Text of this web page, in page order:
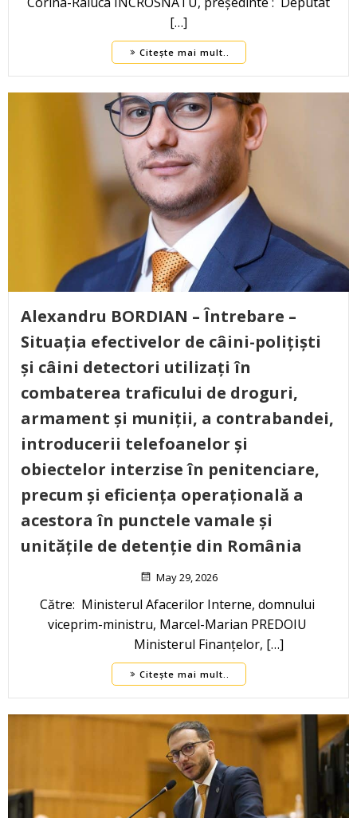
[…]
Citește mai mult..
Alexandru BORDIAN – Întrebare –
Situația efectivelor de câini-polițiști
și câini detectori utilizați în
combaterea traficului de droguri,
armament și muniții, a contrabandei,
introducerii telefoanelor și
obiectelor interzise în penitenciare,
precum și eficiența operațională a
acestora în punctele vamale și
unitățile de detenție din România
May 29, 2026
Către: Ministerul Afacerilor Interne, domnului
viceprim-ministru, Marcel-Marian PREDOIU
Ministerul Finanțelor, […]
Citește mai mult..